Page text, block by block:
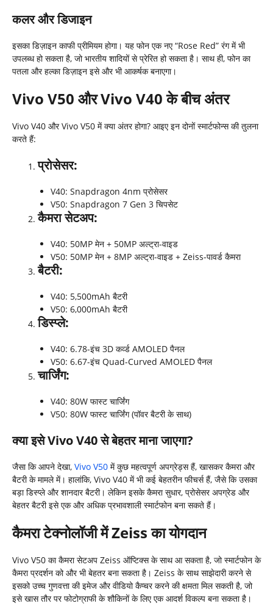
कलर और डिजाइन
इसका डिज़ाइन काफी प्रीमियम होगा। यह फोन एक नए “Rose Red” रंग में भी
उपलब्ध हो सकता है, जो भारतीय शादियों से प्रेरित हो सकता है। साथ ही, फोन का
पतला और हल्का डिज़ाइन इसे और भी आकर्षक बनाएगा।
Vivo V50 और Vivo V40 के बीच अंतर
Vivo V40 और Vivo V50 में क्या अंतर होगा? आइए इन दोनों स्मार्टफोन्स की तुलना
करते हैं:
प्रोसेसर:
V40: Snapdragon 4nm प्रोसेसर
V50: Snapdragon 7 Gen 3 चिपसेट
कैमरा सेटअप:
V40: 50MP मेन + 50MP अल्ट्रा-वाइड
V50: 50MP मेन + 8MP अल्ट्रा-वाइड + Zeiss-पावर्ड कैमरा
बैटरी:
V40: 5,500mAh बैटरी
V50: 6,000mAh बैटरी
डिस्प्ले:
V40: 6.78-इंच 3D कर्व्ड AMOLED पैनल
V50: 6.67-इंच Quad-Curved AMOLED पैनल
चार्जिंग:
V40: 80W फास्ट चार्जिंग
V50: 80W फास्ट चार्जिंग (पॉवर बैटरी के साथ)
क्या इसे Vivo V40 से बेहतर माना जाएगा?
जैसा कि आपने देखा, Vivo V50 में कुछ महत्वपूर्ण अपग्रेड्स हैं, खासकर कैमरा और
बैटरी के मामले में। हालांकि, Vivo V40 में भी कई बेहतरीन फीचर्स हैं, जैसे कि उसका
बड़ा डिस्प्ले और शानदार बैटरी। लेकिन इसके कैमरा सुधार, प्रोसेसर अपग्रेड और
बेहतर बैटरी इसे एक और अधिक प्रभावशाली स्मार्टफोन बना सकते हैं।
कैमरा टेक्नोलॉजी में Zeiss का योगदान
Vivo V50 का कैमरा सेटअप Zeiss ऑप्टिक्स के साथ आ सकता है, जो स्मार्टफोन के
कैमरा प्रदर्शन को और भी बेहतर बना सकता है। Zeiss के साथ साझेदारी करने से
इसको उच्च गुणवत्ता की इमेज और वीडियो कैप्चर करने की क्षमता मिल सकती है, जो
इसे खास तौर पर फोटोग्राफी के शौकिनों के लिए एक आदर्श विकल्प बना सकता है।